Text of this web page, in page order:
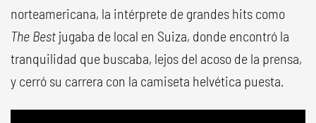
norteamericana, la intérprete de grandes hits como
The Best jugaba de local en Suiza, donde encontró la
tranquilidad que buscaba, lejos del acoso de la prensa,
y cerró su carrera con la camiseta helvética puesta.